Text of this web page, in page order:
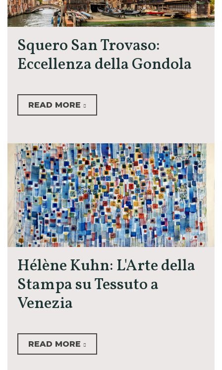
Squero San Trovaso:
Eccellenza della Gondola
READ MORE
Hélène Kuhn: L'Arte della
Stampa su Tessuto a
Venezia
READ MORE